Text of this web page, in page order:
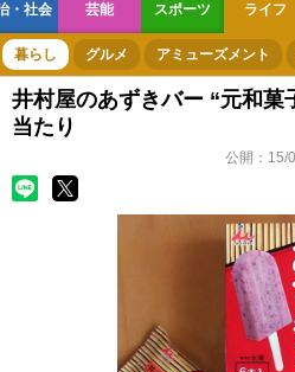
・社会 芸能 スポーツ ライフ
ボートレース 競輪 オートレース
暮らし グルメ アミューズメント
井村屋のあずきバー “元和菓
当たり
公開： 15/